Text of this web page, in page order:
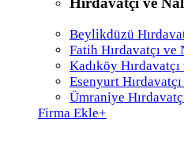
Beylikdüzü
Fatih Hırdavatçı ve
Kadıköy
Esenyurt
Ümraniye
Firma Ekle+